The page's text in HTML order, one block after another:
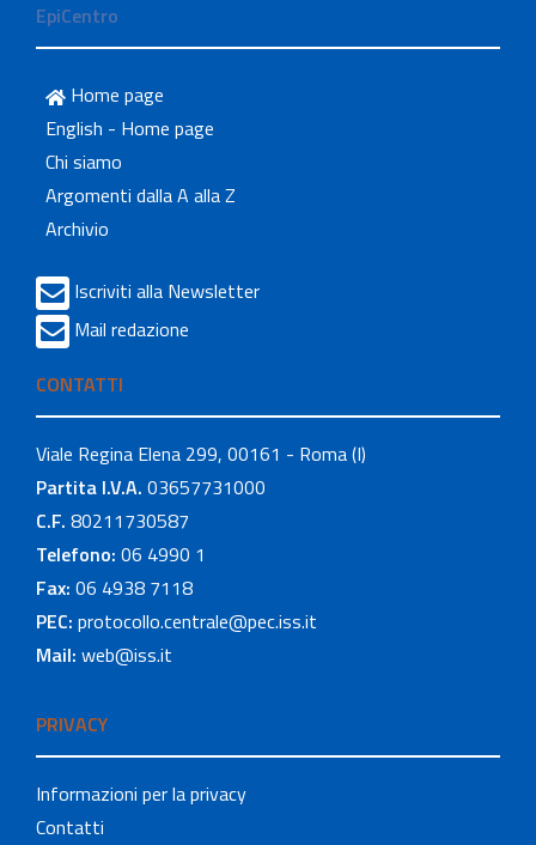
EpiCentro
Home page
English - Home page
Chi siamo
Argomenti dalla A alla Z
Archivio
Iscriviti alla Newsletter
Mail redazione
CONTATTI
Viale Regina Elena 299, 00161 - Roma (I)
Partita I.V.A. 03657731000
C.F. 80211730587
Telefono: 06 4990 1
Fax: 06 4938 7118
PEC: protocollo.centrale@pec.iss.it
Mail: web@iss.it
PRIVACY
Informazioni per la privacy
Contatti